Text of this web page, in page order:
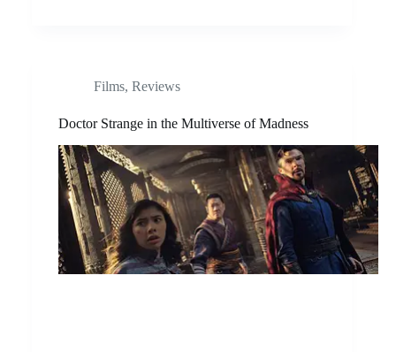
Films, Reviews
Doctor Strange in the Multiverse of Madness